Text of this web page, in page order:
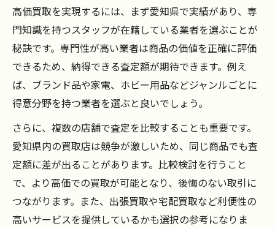
高価買取を実現するには、まず愛知県で実績があり、専
門知識を持つスタッフが在籍している業者を選ぶことが
秘訣です。専門性が高い業者は商品の価値を正確に評価
できるため、納得できる査定額が期待できます。例え
ば、ブランド品や家電、ホビー用品などジャンルごとに
得意分野を持つ業者を選ぶと良いでしょう。
さらに、複数の店舗で査定を比較することも重要です。
愛知県内の買取店は競争が激しいため、同じ商品でも査
定額に差が出ることがあります。比較検討を行うこと
で、より高価での買取が可能となり、後悔のない取引に
つながります。また、出張買取や宅配買取など利便性の
高いサービスを提供しているかも選択の参考になりま